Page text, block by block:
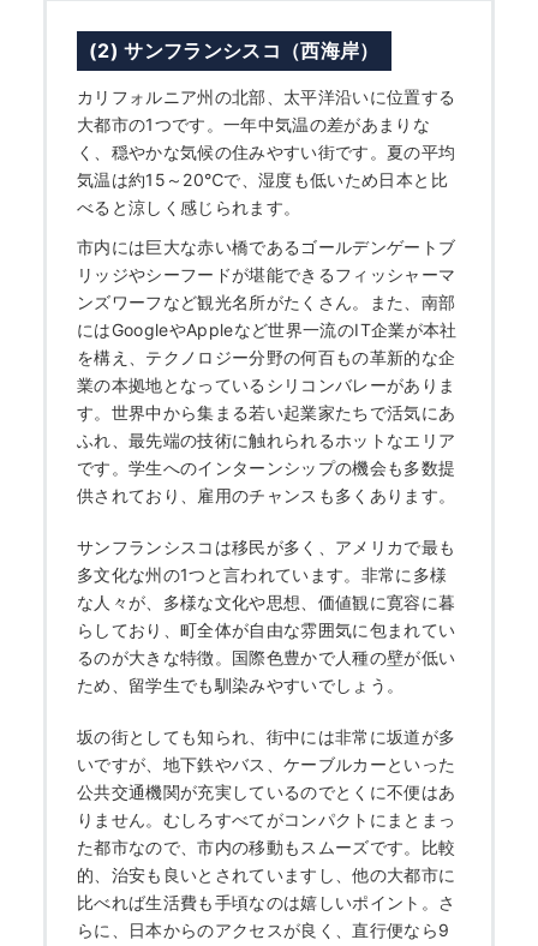
(2) サンフランシスコ（西海岸）
カリフォルニア州の北部、太平洋沿いに位置する
大都市の1つです。一年中気温の差があまりな
く、穏やかな気候の住みやすい街です。夏の平均
気温は約15～20℃で、湿度も低いため日本と比
べると涼しく感じられます。
市内には巨大な赤い橋であるゴールデンゲートブ
リッジやシーフードが堪能できるフィッシャーマ
ンズワーフなど観光名所がたくさん。また、南部
にはGoogleやAppleなど世界一流のIT企業が本社
を構え、テクノロジー分野の何百もの革新的な企
業の本拠地となっているシリコンバレーがありま
す。世界中から集まる若い起業家たちで活気にあ
ふれ、最先端の技術に触れられるホットなエリア
です。学生へのインターンシップの機会も多数提
供されており、雇用のチャンスも多くあります。
サンフランシスコは移民が多く、アメリカで最も
多文化な州の1つと言われています。非常に多様
な人々が、多様な文化や思想、価値観に寛容に暮
らしており、町全体が自由な雰囲気に包まれてい
るのが大きな特徴。国際色豊かで人種の壁が低い
ため、留学生でも馴染みやすいでしょう。
坂の街としても知られ、街中には非常に坂道が多
いですが、地下鉄やバス、ケーブルカーといった
公共交通機関が充実しているのでとくに不便はあ
りません。むしろすべてがコンパクトにまとまっ
た都市なので、市内の移動もスムーズです。比較
的、治安も良いとされていますし、他の大都市に
比べれば生活費も手頃なのは嬉しいポイント。さ
らに、日本からのアクセスが良く、直行便なら9